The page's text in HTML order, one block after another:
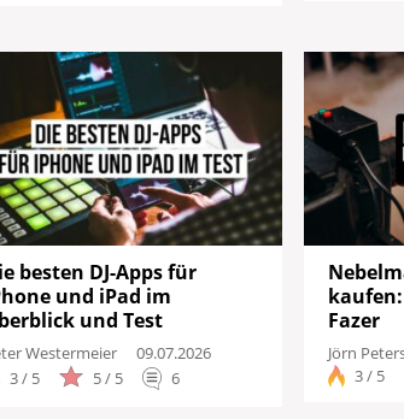
besten DJ-Apps für
und iPad im
und Test
Westermeier
09.07.2026
3 / 5
5 / 5 6
Fazer
Jörn
3 / 5